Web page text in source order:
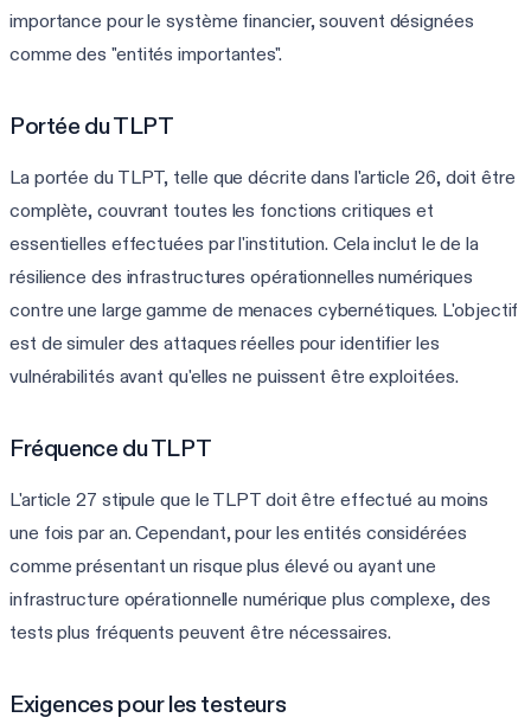
importance pour le système financier, souvent désignées
comme des "entités importantes".
Portée du TLPT
La portée du TLPT, telle que décrite dans l'article 26, doit être
complète, couvrant toutes les fonctions critiques et
essentielles effectuées par l'institution. Cela inclut le de la
résilience des infrastructures opérationnelles numériques
contre une large gamme de menaces cybernétiques. L'objectif
est de simuler des attaques réelles pour identifier les
vulnérabilités avant qu'elles ne puissent être exploitées.
Fréquence du TLPT
L'article 27 stipule que le TLPT doit être effectué au moins
une fois par an. Cependant, pour les entités considérées
comme présentant un risque plus élevé ou ayant une
infrastructure opérationnelle numérique plus complexe, des
tests plus fréquents peuvent être nécessaires.
Exigences pour les testeurs